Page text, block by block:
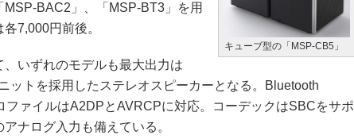
キューブ型の「MSP-CB5」
BAC2」、「MSP-BT3」を用
7,000円前後。
いずれのモデルも最大出力は
ットを採用したステレオスピーカーとなる。Bluetooth
ファイルはA2DPとAVRCPに対応。コーデックはSBCをサポ
ナログ入力も備えている。